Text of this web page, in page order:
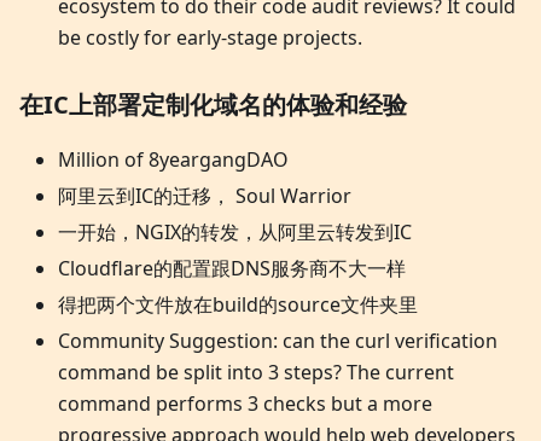
ecosystem to do their code audit reviews? It could
be costly for early-stage projects.
在IC上部署定制化域名的体验和经验
Million of 8yeargangDAO
阿里云到IC的迁移， Soul Warrior
一开始，NGIX的转发，从阿里云转发到IC
Cloudflare的配置跟DNS服务商不大一样
得把两个文件放在build的source文件夹里
Community Suggestion: can the curl verification
command be split into 3 steps? The current
command performs 3 checks but a more
progressive approach would help web developers